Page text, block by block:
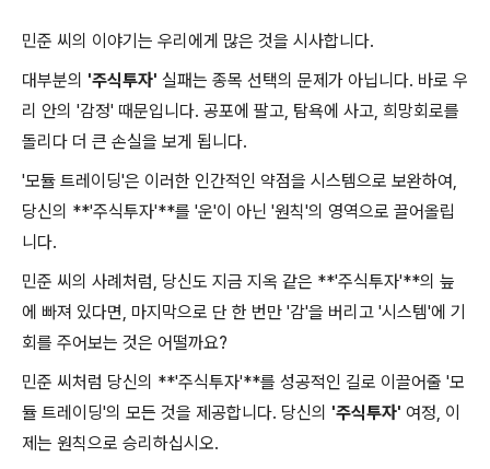
민준 씨의 이야기는 우리에게 많은 것을 시사합니다.
대부분의 '주식투자' 실패는 종목 선택의 문제가 아닙니다. 바로 우
리 안의 '감정' 때문입니다. 공포에 팔고, 탐욕에 사고, 희망회로를
돌리다 더 큰 손실을 보게 됩니다.
'모듈 트레이딩'은 이러한 인간적인 약점을 시스템으로 보완하여,
당신의 **'주식투자'**를 '운'이 아닌 '원칙'의 영역으로 끌어올립
니다.
민준 씨의 사례처럼, 당신도 지금 지옥 같은 **'주식투자'**의 늪
에 빠져 있다면, 마지막으로 단 한 번만 '감'을 버리고 '시스템'에 기
회를 주어보는 것은 어떨까요?
민준 씨처럼 당신의 **'주식투자'**를 성공적인 길로 이끌어줄 '모
듈 트레이딩'의 모든 것을 제공합니다. 당신의 '주식투자' 여정, 이
제는 원칙으로 승리하십시오.